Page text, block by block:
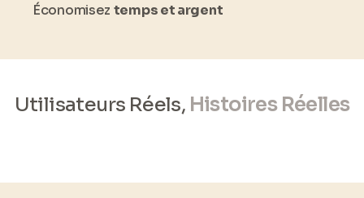
Économisez temps et argent
Utilisateurs Réels, Histoires Réelles